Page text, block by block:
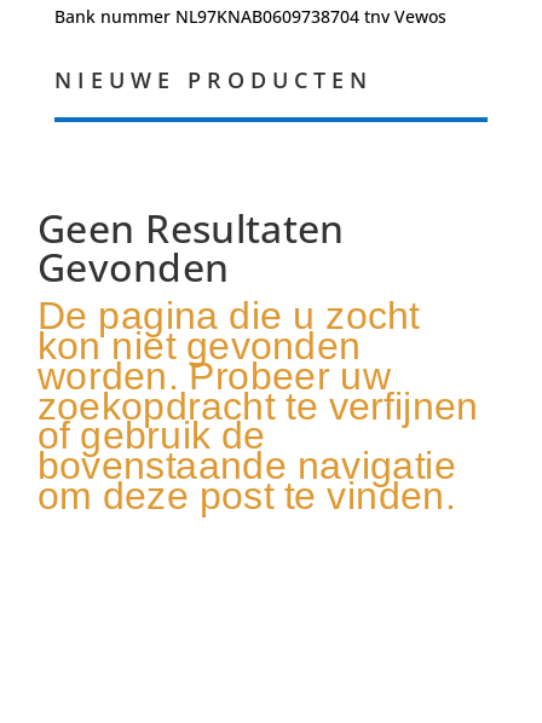
Bank nummer NL97KNAB0609738704 tnv Vewos
NIEUWE PRODUCTEN
Geen Resultaten
Gevonden
De pagina die u zocht
kon niet gevonden
worden. Probeer uw
zoekopdracht te verfijnen
of gebruik de
bovenstaande navigatie
om deze post te vinden.